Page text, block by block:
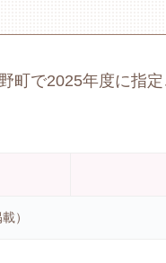
町で2025年度に指
）